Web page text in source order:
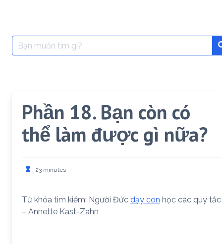
Search
for:
Phần 18. Bạn còn có
thể làm được gì nữa?
23 minutes
Từ khóa tìm kiếm: Người Đức dạy con học các quy tắc
– Annette Kast-Zahn